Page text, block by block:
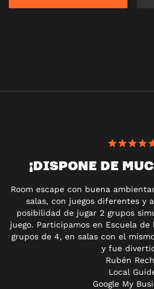
¡DISPONE DE
Room escape con buena
salas, con juegos diferentes y
posibilidad de jugar 2 grupos
juego. Participamos en Escuela
grupos de 4, en salas con el
y fue
Rubén
Local
Google My